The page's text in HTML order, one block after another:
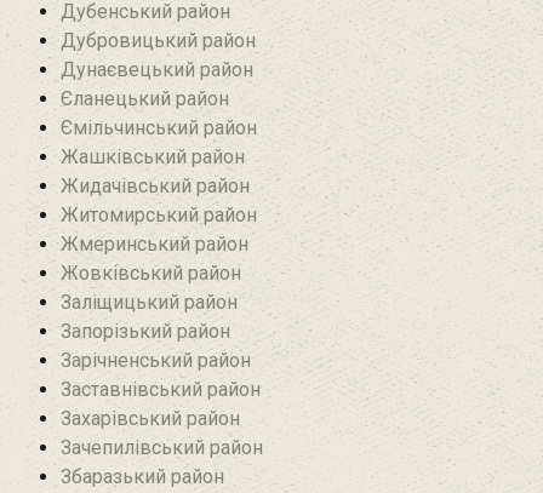
Дубенський район
Дубровицький район‎
Дунаєвецький район
Єланецький район‎
Ємільчинський район
Жашківський район
Жидачівський район
Житомирський район
Жмеринський район
Жовківський район
Заліщицький район‎
Запорізький район
Зарічненський район
Заставнівський район
Захарівський район
Зачепилівський район
Збаразький район‎